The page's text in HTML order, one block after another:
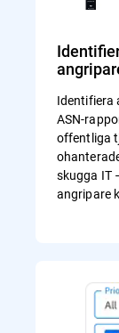
Identifiera
ASN-
offentliga
skugga IT
angripare